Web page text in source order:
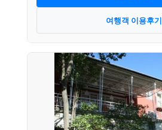
여행객 이용후기